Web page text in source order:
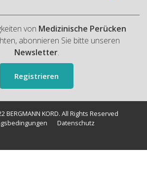
von Medizinische Perücken
abonnieren Sie bitte unseren
Newsletter.
Registrieren
BERGMANN KORD. All Rights Reserved
Datenschutz